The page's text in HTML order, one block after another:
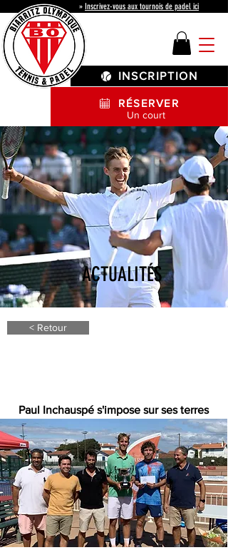
RÉSERVER
INSCRIPTION
Un court
» Inscrivez-vous aux tournois de padel ici
ACTUALITÉS
< Retour
Paul Inchauspé s'impose sur ses terres